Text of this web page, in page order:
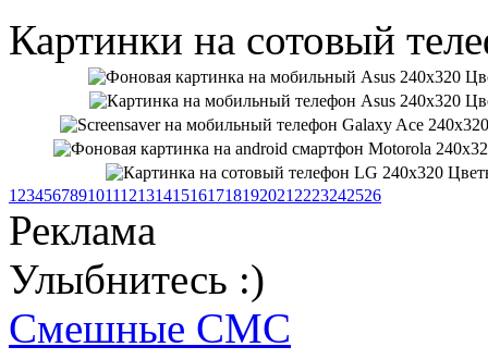
Картинки на сотовый
1 23456789101112131415161718192021 2223242526
Реклама
Улыбнитесь :)
Смешные СМС